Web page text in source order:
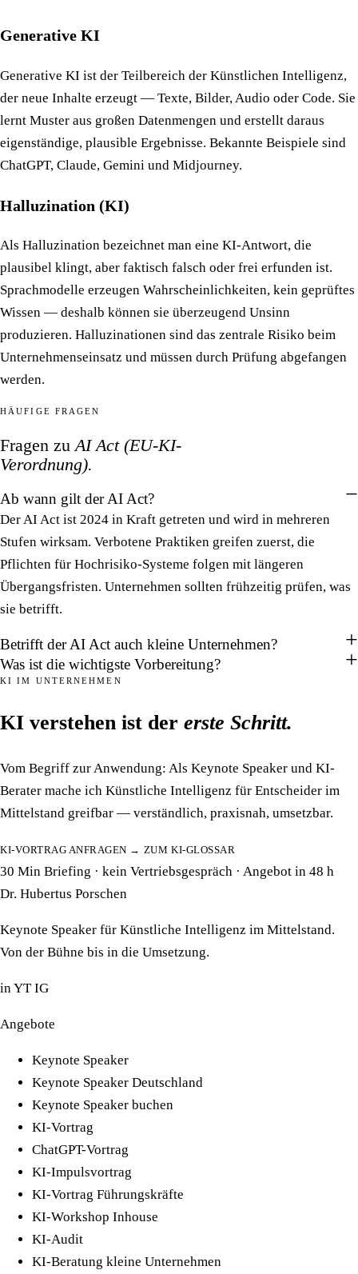
Generative KI
Generative KI ist der Teilbereich der Künstlichen Intelligenz,
der neue Inhalte erzeugt — Texte, Bilder, Audio oder Code. Sie
lernt Muster aus großen Datenmengen und erstellt daraus
eigenständige, plausible Ergebnisse. Bekannte Beispiele sind
ChatGPT, Claude, Gemini und Midjourney.
Halluzination (KI)
Als Halluzination bezeichnet man eine KI-Antwort, die
plausibel klingt, aber faktisch falsch oder frei erfunden ist.
Sprachmodelle erzeugen Wahrscheinlichkeiten, kein geprüftes
Wissen — deshalb können sie überzeugend Unsinn
produzieren. Halluzinationen sind das zentrale Risiko beim
Unternehmenseinsatz und müssen durch Prüfung abgefangen
werden.
HÄUFIGE FRAGEN
Fragen zuAI Act (EU-KI-
Verordnung).
Ab wann gilt der AI Act?
Der AI Act ist 2024 in Kraft getreten und wird in mehreren
Stufen wirksam. Verbotene Praktiken greifen zuerst, die
Pflichten für Hochrisiko-Systeme folgen mit längeren
Übergangsfristen. Unternehmen sollten frühzeitig prüfen, was
sie betrifft.
Betrifft der AI Act auch kleine Unternehmen?
Was ist die wichtigste Vorbereitung?
KI IM UNTERNEHMEN
KI verstehen ist der erste Schritt.
Vom Begriff zur Anwendung: Als Keynote Speaker und KI-
Berater mache ich Künstliche Intelligenz für Entscheider im
Mittelstand greifbar — verständlich, praxisnah, umsetzbar.
KI-VORTRAG ANFRAGEN → ZUM KI-GLOSSAR
30 Min Briefing · kein Vertriebsgespräch · Angebot in 48 h
Dr. Hubertus Porschen
Keynote Speaker für Künstliche Intelligenz im Mittelstand.
Von der Bühne bis in die Umsetzung.
in YT IG
Angebote
Keynote Speaker
Keynote Speaker Deutschland
Keynote Speaker buchen
KI-Vortrag
ChatGPT-Vortrag
KI-Impulsvortrag
KI-Vortrag Führungskräfte
KI-Workshop Inhouse
KI-Audit
KI-Beratung kleine Unternehmen